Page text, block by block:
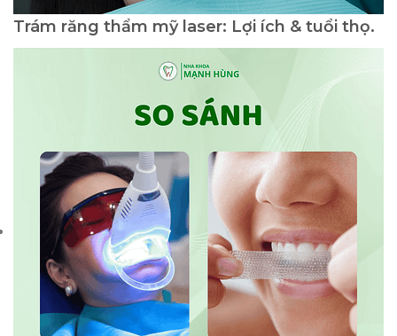
Trám răng thẩm mỹ laser: Lợi ích & tuổi thọ.